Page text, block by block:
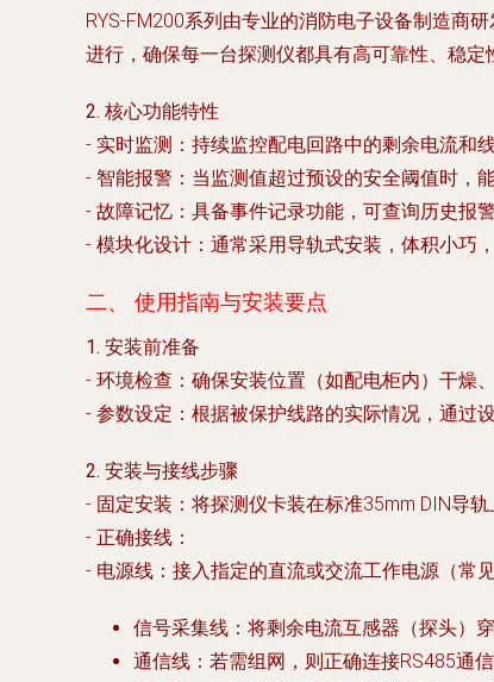
RYS-FM200系列由专业的消防电子设备制造商
进行，确保每一台探测仪都具有高可靠性、稳定
2. 核心功能特性
- 实时监测 ：持续监控配电回路中的剩余电流和线
- 智能报警 ：当监测值超过预设的安全阈值时，
- 故障记忆 ：具备事件记录功能，可查询历史报
- 模块化设计 ：通常采用导轨式安装，体积小巧
二、 使用指南与安装要点
1. 安装前准备
- 环境检查 ：确保安装位置（如配电柜内）干燥
- 参数设定 ：根据被保护线路的实际情况，通过
2. 安装与接线步骤
- 固定安装 ：将探测仪卡装在标准35mm DIN导轨
- 正确接线 ：
- 电源线 ：接入指定的直流或交流工作电源（常
信号采集线 ：将剩余电流互感器（探头）
通信线 ：若需组网，则正确连接RS485通信